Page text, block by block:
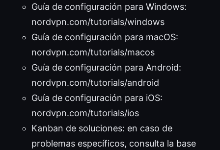
Guía de configuración para Windows:
nordvpn.com/tutorials/windows
Guía de configuración para macOS:
nordvpn.com/tutorials/macos
Guía de configuración para Android:
nordvpn.com/tutorials/android
Guía de configuración para iOS:
nordvpn.com/tutorials/ios
Kanban de soluciones: en caso de
problemas específicos, consulta la base